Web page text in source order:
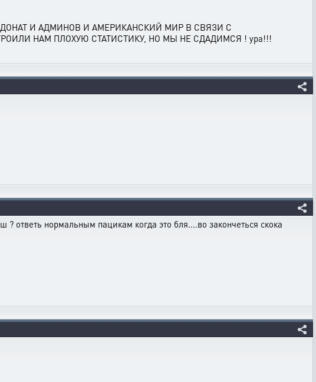
И АДМИНОВ И АМЕРИКАНСКИЙ МИР В СВЯЗИ С
НАМ ПЛОХУЮ СТАТИСТИКУ, НО МЫ НЕ СДАДИМСЯ ! ура!!!
ответь нормальным пацикам когда это бля....во закончеться скока